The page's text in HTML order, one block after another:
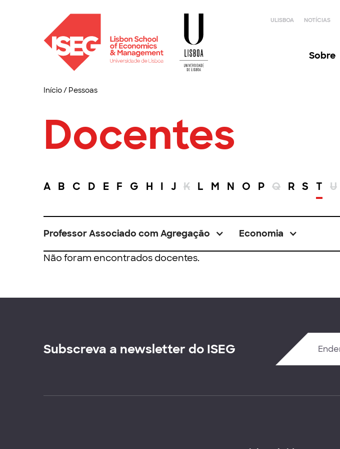
ULISBOA NOTÍCIAS
Sobre
Início/ Pessoas
Docentes
A B C D E F G H I J K L M N O P Q R S T U
Professor Associado com Agregação Economia
Não foram encontrados docentes.
Subscreva a newsletter do ISEG